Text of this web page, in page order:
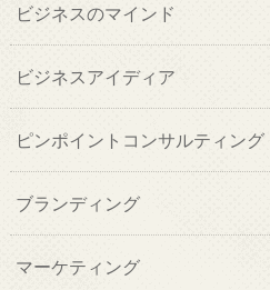
ビジネスのマインド
ビジネスアイディア
ピンポイントコンサルティング
ブランディング
マーケティング